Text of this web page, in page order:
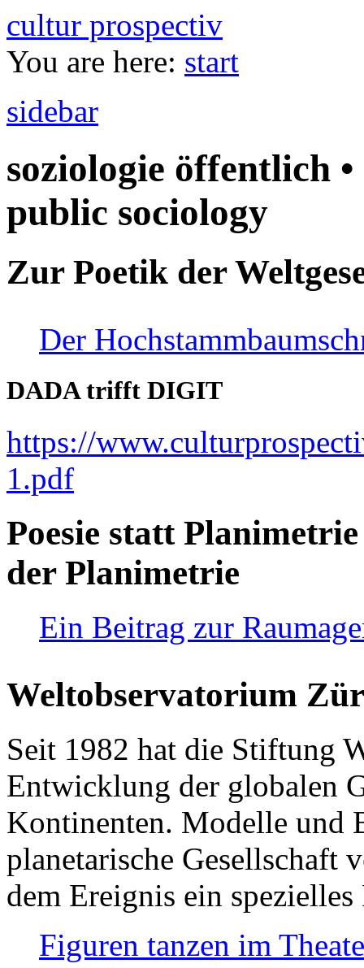
cultur prospectiv
You are here: start
sidebar
soziologie öffentlich
public sociology
Zur Poetik der
Der
DADA trifft DIGIT
https://
1.pdf
Poesie statt
der Planimetrie
Ein Beitrag zur
Weltobservatorium
Seit 1982 hat die Stiftung
Entwicklung der globalen
Kontinenten. Modelle und
planetarische Gesellschaft
dem Ereignis ein
Figuren tanzen im